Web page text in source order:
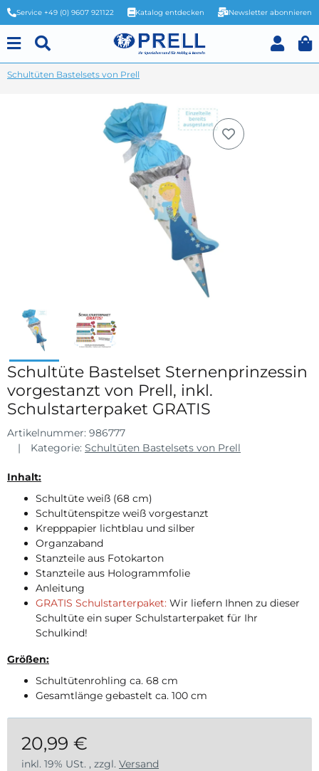
Service +49 (0) 9607 921122 Katalog entdecken Newsletter abonnieren
Schultüten Bastelsets von Prell
Schultüte Bastelset Sternenprinzessin
vorgestanzt von Prell, inkl.
Schulstarterpaket GRATIS
Artikelnummer: 986777
Kategorie: Schultüten Bastelsets von Prell
Inhalt:
Schultüte weiß (68 cm)
Schultütenspitze weiß vorgestanzt
Krepppapier lichtblau und silber
Organzaband
Stanzteile aus Fotokarton
Stanzteile aus Hologrammfolie
Anleitung
GRATIS Schulstarterpaket: Wir liefern Ihnen zu dieser
Schultüte ein super Schulstarterpaket für Ihr
Schulkind!
Größen:
Schultütenrohling ca. 68 cm
Gesamtlänge gebastelt ca. 100 cm
20,99 €
inkl. 19% USt. , zzgl. Versand